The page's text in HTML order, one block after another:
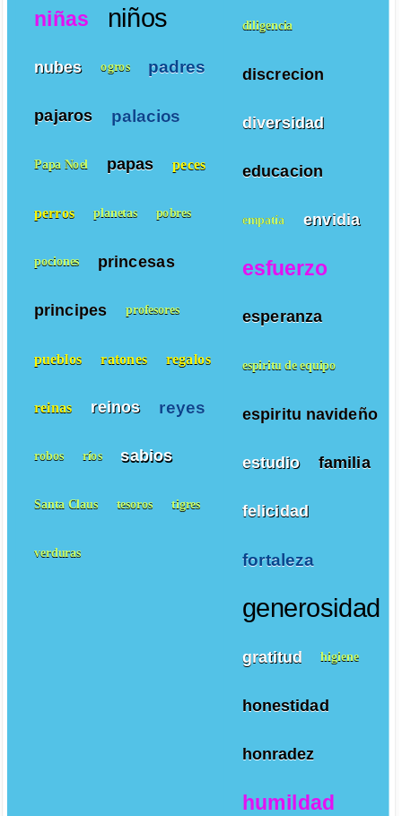
diligencia
discrecion
diversidad
educacion
empatía envidia
esfuerzo
esperanza
espiritu de equipo
espiritu navideño
estudio familia
felicidad
fortaleza
generosidad
gratitud higiene
honestidad
honradez
humildad
niñas niños
nubes ogros padres
pajaros palacios
Papa Noel papas peces
perros planetas pobres
pociones princesas
principes profesores
pueblos ratones regalos
reinas reinos reyes
robos ríos sabios
Santa Claus tesoros tigres
verduras